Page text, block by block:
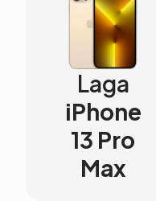
Laga
iPhone
13 Pro
Max